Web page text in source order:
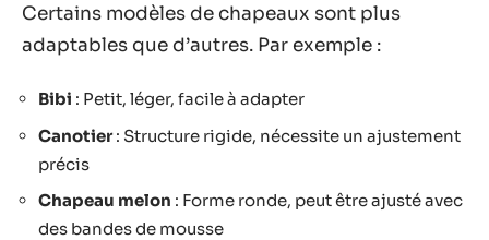
Certains modèles de chapeaux sont plus
adaptables que d’autres. Par exemple :
Bibi : Petit, léger, facile à adapter
Canotier: Structure rigide, nécessite un ajustement
précis
Chapeau melon : Forme ronde, peut être ajusté avec
des bandes de mousse